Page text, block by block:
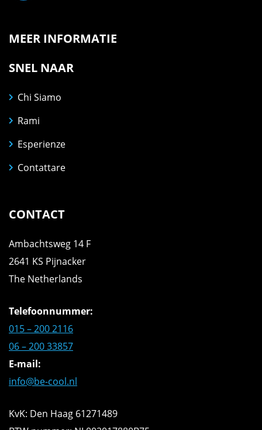
MEER INFORMATIE
SNEL NAAR
Chi Siamo
Rami
Esperienze
Contattare
CONTACT
Ambachtsweg 14 F
2641 KS Pijnacker
The Netherlands
Telefoonnummer:
015 – 200 2116
06 – 200 33857
E-mail:
info@be-cool.nl
KvK: Den Haag 61271489